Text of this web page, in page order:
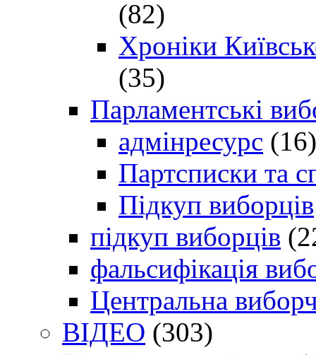
(82)
Хроніки
(35)
Парламентські
адмінресурс (16)
Партсписки та
Підкуп виборців
підкуп виборців
фальсифікація
Центральна
ВІДЕО (303)